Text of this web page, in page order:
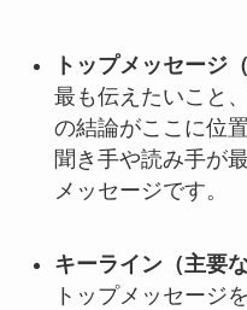
トップメッセージ
最も伝えたいこと
の結論がここに位置
聞き手や読み手が
メッセージです。
キーライン（主要
トップメッセージ